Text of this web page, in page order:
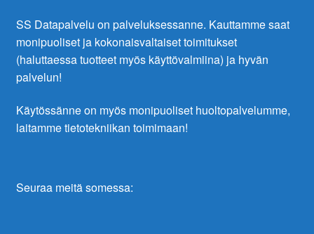
SS Datapalvelu on palveluksessanne. Kauttamme saat
monipuoliset ja kokonaisvaltaiset toimitukset
(haluttaessa tuotteet myös käyttövalmiina) ja hyvän
palvelun!
Käytössänne on myös monipuoliset huoltopalvelumme,
laitamme tietotekniikan toimimaan!
Seuraa meitä somessa: